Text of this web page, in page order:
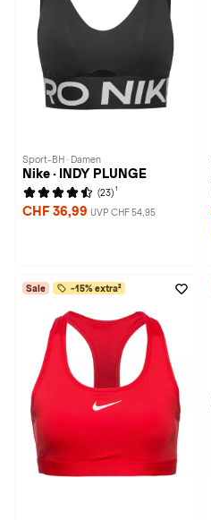
Sport-BH · Damen
Nike · INDY PLUNGE
(23) 1
CHF 36,99 UVP CHF 54,95
Sale -15% extra²